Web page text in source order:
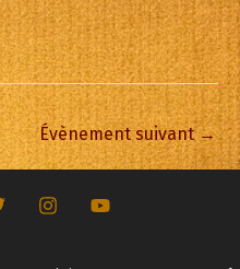
Évènement suivant→